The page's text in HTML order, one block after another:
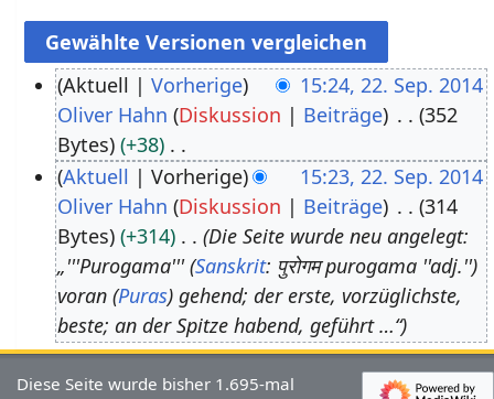
Aktuell Vorherige
15:24, 22. Sep. 2014
Oliver Hahn Diskussion Beiträge
352
Bytes
+38
K
e
i
n
e
B
e
a
Aktuell Vorherige
15:23, 22. Sep. 2014
Oliver Hahn Diskussion Beiträge
314
Bytes
+314
Die Seite wurde neu angelegt:
„'''Purogama''' (Sanskrit: पुरोगम purogama ''adj.'')
voran (Puras) gehend; der erste, vorzüglichste,
beste; an der Spitze habend, geführt …“
Diese Seite wurde bisher 1.695-mal